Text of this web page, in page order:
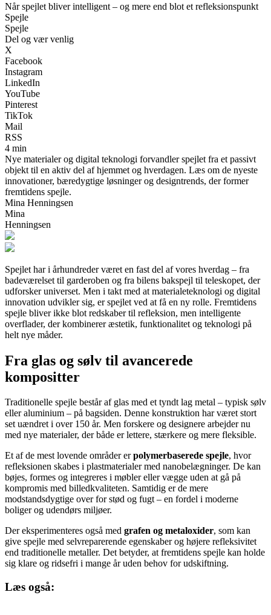
Når spejlet bliver intelligent – og mere end blot et refleksionspunkt
Spejle
Spejle
Del og vær venlig
X
Facebook
Instagram
LinkedIn
YouTube
Pinterest
TikTok
Mail
RSS
4 min
Nye materialer og digital teknologi forvandler spejlet fra et passivt
objekt til en aktiv del af hjemmet og hverdagen. Læs om de nyeste
innovationer, bæredygtige løsninger og designtrends, der former
fremtidens spejle.
Mina Henningsen
Mina
Henningsen
Spejlet har i århundreder været en fast del af vores hverdag – fra
badeværelset til garderoben og fra bilens bakspejl til teleskopet, der
udforsker universet. Men i takt med at materialeteknologi og digital
innovation udvikler sig, er spejlet ved at få en ny rolle. Fremtidens
spejle bliver ikke blot redskaber til refleksion, men intelligente
overflader, der kombinerer æstetik, funktionalitet og teknologi på
helt nye måder.
Fra glas og sølv til avancerede
kompositter
Traditionelle spejle består af glas med et tyndt lag metal – typisk sølv
eller aluminium – på bagsiden. Denne konstruktion har været stort
set uændret i over 150 år. Men forskere og designere arbejder nu
med nye materialer, der både er lettere, stærkere og mere fleksible.
Et af de mest lovende områder erpolymerbaserede spejle, hvor
refleksionen skabes i plastmaterialer med nanobelægninger. De kan
bøjes, formes og integreres i møbler eller vægge uden at gå på
kompromis med billedkvaliteten. Samtidig er de mere
modstandsdygtige over for stød og fugt – en fordel i moderne
boliger og udendørs miljøer.
Der eksperimenteres også med grafen og metaloxider, som kan
give spejle med selvreparerende egenskaber og højere refleksivitet
end traditionelle metaller. Det betyder, at fremtidens spejle kan holde
sig klare og ridsefri i mange år uden behov for udskiftning.
Læs også: